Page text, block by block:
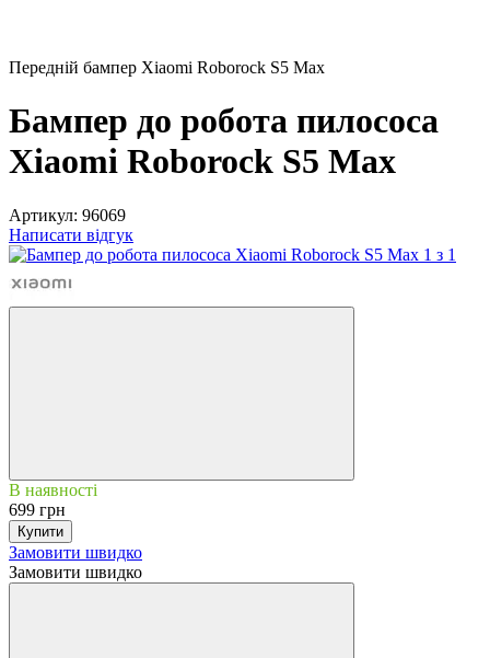
Передній бампер Xiaomi Roborock S5 Max
Бампер до робота пилососа
Xiaomi Roborock S5 Max
Артикул: 96069
Написати відгук
В наявності
699 грн
Купити
Замовити швидко
Замовити швидко